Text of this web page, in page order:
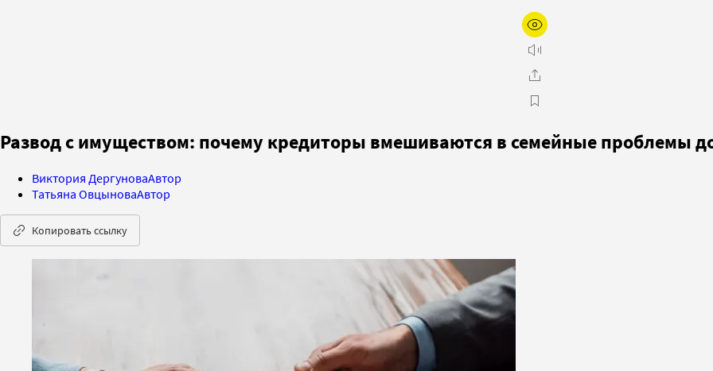
Развод с имуществом: почему кредиторы вмешиваются в семейные проблемы
Виктория ДергуноваАвтор
Татьяна ОвцыноваАвтор
Копировать ссылку